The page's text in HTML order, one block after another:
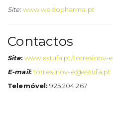
Site: www.wedopharma.pt
Contactos
Site: www.estufa.pt/torresinov-e
E-mail: torres.inov-e@estufa.pt
Telemóvel: 925 204 267